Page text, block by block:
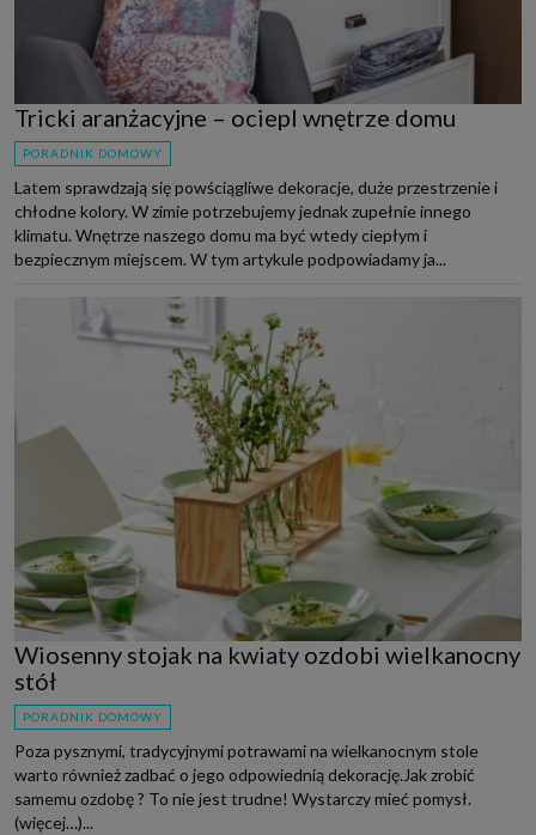
Tricki aranżacyjne – ociepl wnętrze domu
PORADNIK DOMOWY
Latem sprawdzają się powściągliwe dekoracje, duże przestrzenie i
chłodne kolory. W zimie potrzebujemy jednak zupełnie innego
klimatu. Wnętrze naszego domu ma być wtedy ciepłym i
bezpiecznym miejscem. W tym artykule podpowiadamy ja...
Wiosenny stojak na kwiaty ozdobi wielkanocny
stół
PORADNIK DOMOWY
Poza pysznymi, tradycyjnymi potrawami na wielkanocnym stole
warto również zadbać o jego odpowiednią dekorację.Jak zrobić
samemu ozdobę ? To nie jest trudne! Wystarczy mieć pomysł.
(więcej…)...